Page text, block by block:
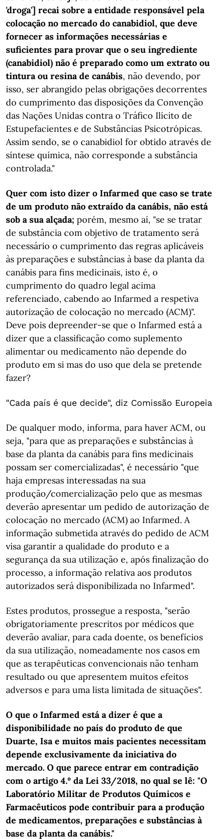
'droga'] recai sobre a entidade responsável pela
colocação no mercado do canabidiol, que deve
fornecer as informações necessárias e
suficientes para provar que o seu ingrediente
(canabidiol) não é preparado como um extrato ou
tintura ou resina de canábis, não devendo, por
isso, ser abrangido pelas obrigações decorrentes
do cumprimento das disposições da Convenção
das Nações Unidas contra o Tráfico Ilícito de
Estupefacientes e de Substâncias Psicotrópicas.
Assim sendo, se o canabidiol for obtido através de
síntese química, não corresponde a substância
controlada."
Quer com isto dizer o Infarmed que caso se trate
de um produto não extraído da canábis, não está
sob a sua alçada; porém, mesmo aí, "se se tratar
de substância com objetivo de tratamento será
necessário o cumprimento das regras aplicáveis
às preparações e substâncias à base da planta da
canábis para fins medicinais, isto é, o
cumprimento do quadro legal acima
referenciado, cabendo ao Infarmed a respetiva
autorização de colocação no mercado (ACM)".
Deve pois depreender-se que o Infarmed está a
dizer que a classificação como suplemento
alimentar ou medicamento não depende do
produto em si mas do uso que dela se pretende
fazer?
"Cada país é que decide", diz Comissão Europeia
De qualquer modo, informa, para haver ACM, ou
seja, "para que as preparações e substâncias à
base da planta da canábis para fins medicinais
possam ser comercializadas", é necessário "que
haja empresas interessadas na sua
produção/comercialização pelo que as mesmas
deverão apresentar um pedido de autorização de
colocação no mercado (ACM) ao Infarmed. A
informação submetida através do pedido de ACM
visa garantir a qualidade do produto e a
segurança da sua utilização e, após finalização do
processo, a informação relativa aos produtos
autorizados será disponibilizada no Infarmed".
Estes produtos, prossegue a resposta, "serão
obrigatoriamente prescritos por médicos que
deverão avaliar, para cada doente, os benefícios
da sua utilização, nomeadamente nos casos em
que as terapêuticas convencionais não tenham
resultado ou que apresentem muitos efeitos
adversos e para uma lista limitada de situações".
O que o Infarmed está a dizer é que a
disponibilidade no país do produto de que
Duarte, Isa e muitos mais pacientes necessitam
depende exclusivamente da iniciativa do
mercado. O que parece entrar em contradição
com o artigo 4.º da Lei 33/2018, no qual se lê: "O
Laboratório Militar de Produtos Químicos e
Farmacêuticos pode contribuir para a produção
de medicamentos, preparações e substâncias à
base da planta da canábis."